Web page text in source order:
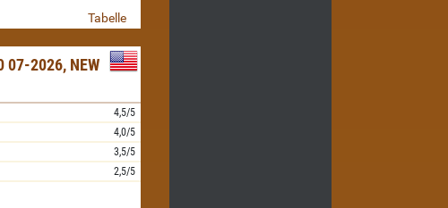
Tabelle
07-2026, NEW
4,5/5
4,0/5
3,5/5
2,5/5